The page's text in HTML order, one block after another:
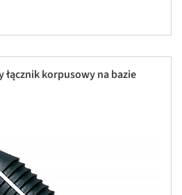
łącznik korpusowy na bazie